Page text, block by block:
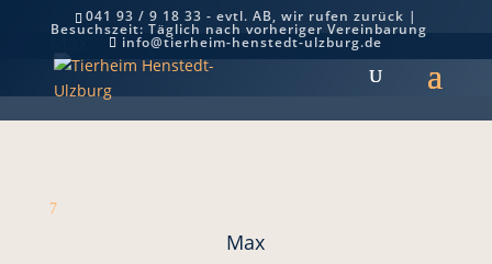
041 93 / 9 18 33 - evtl. AB, wir rufen zurück |
Besuchszeit: Täglich nach vorheriger Vereinbarung
info@tierheim-henstedt-ulzburg.de
Max
7
Max